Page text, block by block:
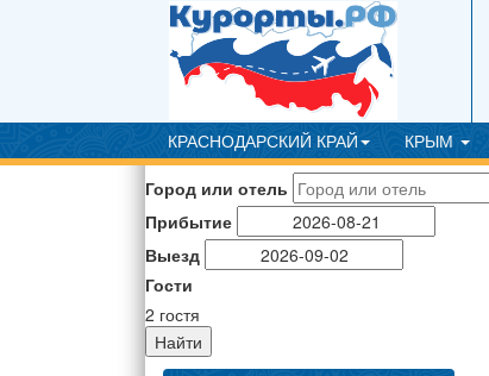
КРАСНОДАРСКИЙ КРАЙ КРЫМ
Город или отель
Прибытие
Выезд
Гости
2 гостя
Найти